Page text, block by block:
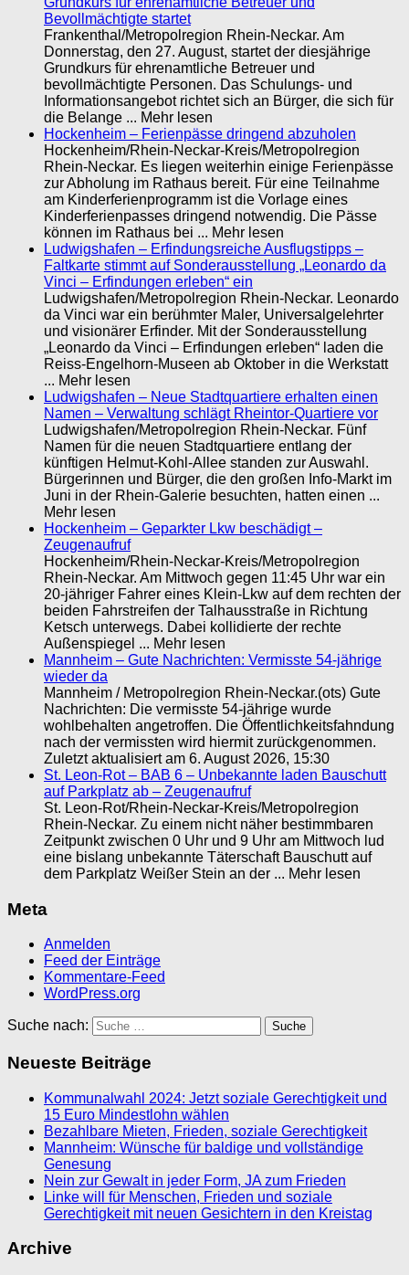
Bevollmächtigte startet
Frankenthal/Metropolregion Rhein-Neckar. Am
Donnerstag, den 27. August, startet der diesjährige
Grundkurs für ehrenamtliche Betreuer und
bevollmächtigte Personen. Das Schulungs- und
Informationsangebot richtet sich an Bürger, die sich für
die Belange ... Mehr lesen
Hockenheim – Ferienpässe dringend abzuholen
Hockenheim/Rhein-Neckar-Kreis/Metropolregion
Rhein-Neckar. Es liegen weiterhin einige Ferienpässe
zur Abholung im Rathaus bereit. Für eine Teilnahme
am Kinderferienprogramm ist die Vorlage eines
Kinderferienpasses dringend notwendig. Die Pässe
können im Rathaus bei ... Mehr lesen
Ludwigshafen – Erfindungsreiche Ausflugstipps –
Faltkarte stimmt auf Sonderausstellung „Leonardo da
Vinci – Erfindungen erleben“ ein
Ludwigshafen/Metropolregion Rhein-Neckar. Leonardo
da Vinci war ein berühmter Maler, Universalgelehrter
und visionärer Erfinder. Mit der Sonderausstellung
„Leonardo da Vinci – Erfindungen erleben“ laden die
Reiss-Engelhorn-Museen ab Oktober in die Werkstatt
... Mehr lesen
Ludwigshafen – Neue Stadtquartiere erhalten einen
Namen – Verwaltung schlägt Rheintor-Quartiere vor
Ludwigshafen/Metropolregion Rhein-Neckar. Fünf
Namen für die neuen Stadtquartiere entlang der
künftigen Helmut-Kohl-Allee standen zur Auswahl.
Bürgerinnen und Bürger, die den großen Info-Markt im
Juni in der Rhein-Galerie besuchten, hatten einen ...
Mehr lesen
Hockenheim – Geparkter Lkw beschädigt –
Zeugenaufruf
Hockenheim/Rhein-Neckar-Kreis/Metropolregion
Rhein-Neckar. Am Mittwoch gegen 11:45 Uhr war ein
20-jähriger Fahrer eines Klein-Lkw auf dem rechten der
beiden Fahrstreifen der Talhausstraße in Richtung
Ketsch unterwegs. Dabei kollidierte der rechte
Außenspiegel ... Mehr lesen
Mannheim – Gute Nachrichten: Vermisste 54-jährige
wieder da
Mannheim / Metropolregion Rhein-Neckar.(ots) Gute
Nachrichten: Die vermisste 54-jährige wurde
wohlbehalten angetroffen. Die Öffentlichkeitsfahndung
nach der vermissten wird hiermit zurückgenommen.
Zuletzt aktualisiert am 6. August 2026, 15:30
St. Leon-Rot – BAB 6 – Unbekannte laden Bauschutt
auf Parkplatz ab – Zeugenaufruf
St. Leon-Rot/Rhein-Neckar-Kreis/Metropolregion
Rhein-Neckar. Zu einem nicht näher bestimmbaren
Zeitpunkt zwischen 0 Uhr und 9 Uhr am Mittwoch lud
eine bislang unbekannte Täterschaft Bauschutt auf
dem Parkplatz Weißer Stein an der ... Mehr lesen
Meta
Anmelden
Feed der Einträge
Kommentare-Feed
WordPress.org
Suche nach:
Neueste Beiträge
Kommunalwahl 2024: Jetzt soziale Gerechtigkeit und
15 Euro Mindestlohn wählen
Bezahlbare Mieten, Frieden, soziale Gerechtigkeit
Mannheim: Wünsche für baldige und vollständige
Genesung
Nein zur Gewalt in jeder Form, JA zum Frieden
Linke will für Menschen, Frieden und soziale
Gerechtigkeit mit neuen Gesichtern in den Kreistag
Archive